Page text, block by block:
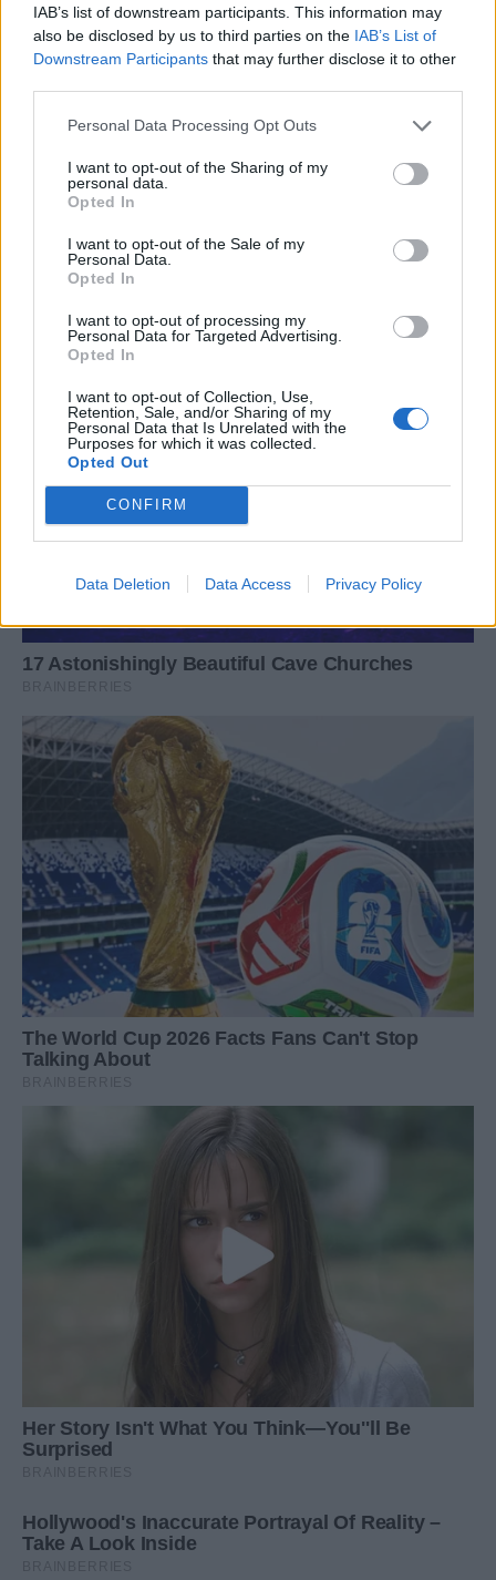
IAB’s list of downstream participants. This information may
also be disclosed by us to third parties on the IAB’s List of
Downstream Participants that may further disclose it to other
Personal Data Processing Opt Outs
I want to opt-out of the Sharing of my
personal data.
Opted In
I want to opt-out of the Sale of my
Personal Data.
Opted In
I want to opt-out of processing my
Personal Data for Targeted Advertising.
Opted In
I want to opt-out of Collection, Use,
Retention, Sale, and/or Sharing of my
Personal Data that Is Unrelated with the
Purposes for which it was collected.
Opted Out
CONFIRM
Data Deletion Data Access Privacy Policy